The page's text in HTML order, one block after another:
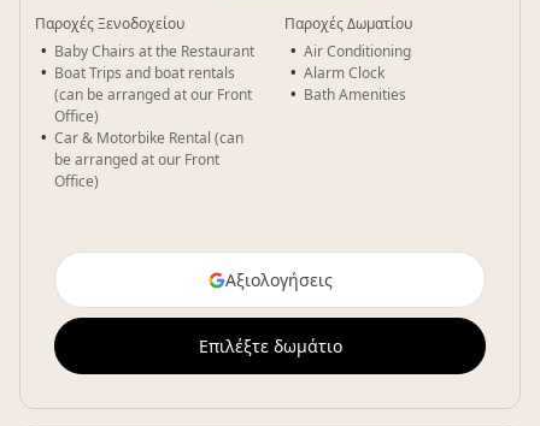
Παροχές Ξενοδοχείου
Baby Chairs at the Restaurant
Boat Trips and boat rentals
(can be arranged at our Front
Office)
Car & Motorbike Rental (can
be arranged at our Front
Office)
Παροχές Δωματίου
Air Conditioning
Alarm Clock
Bath Amenities
Αξιολογήσεις
Επιλέξτε δωμάτιο